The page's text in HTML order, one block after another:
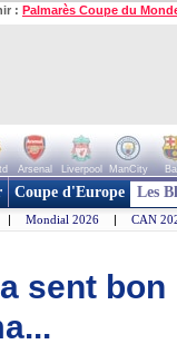
: Palmarès Coupe du
Arsenal Liverpool ManCity
Coupe d'Europe Les
| Mondial 2026 | CAN
sent bon